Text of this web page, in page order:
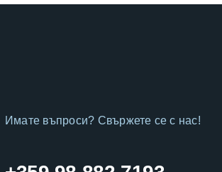
Имате въпроси? Свържете се с нас!